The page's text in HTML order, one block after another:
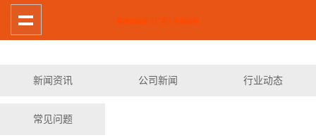
新闻资讯 公司新闻 行业动态
常见问题